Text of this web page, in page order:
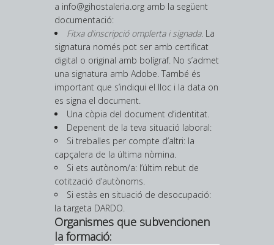
a info@gihostaleria.org amb la següent
documentació:
Fitxa d’inscripció omplerta i signada. La
signatura només pot ser amb certificat
digital o original amb bolígraf. No s’admet
una signatura amb Adobe. També és
important que s’indiqui el lloc i la data on
es signa el document.
Una còpia del document d’identitat.
Depenent de la teva situació laboral:
Si treballes per compte d’altri: la
capçalera de la última nòmina.
Si ets autònom/a: l’últim rebut de
cotització d’autònoms.
Si estàs en situació de desocupació:
la targeta DARDO.
Organismes que subvencionen
la formació: